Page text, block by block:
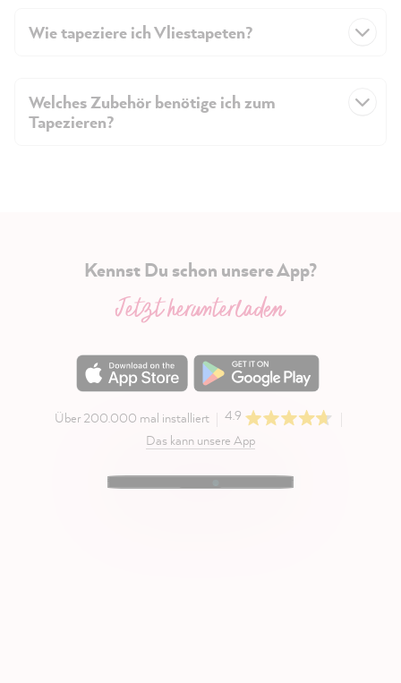
Wie tapeziere ich Vliestapeten?
Welches Zubehör benötige ich zum
Tapezieren?
Kennst Du schon unsere App?
Jetzt herunterladen
Über 200.000 mal installiert
4.9
Das kann unsere App